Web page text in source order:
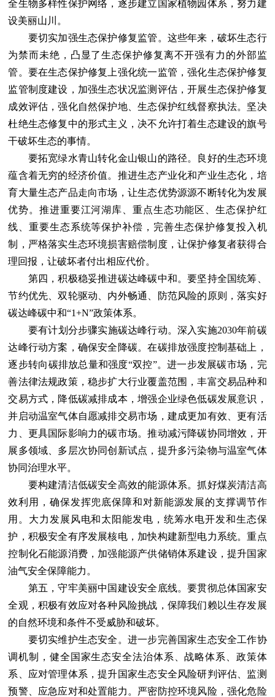
全生物多样性保护网络，逐步建立国家植物园体系，努力建
设美丽山川。
要切实加强生态保护修复监管。这些年来，破坏生态行
为禁而未绝，凸显了生态保护修复离不开强有力的外部监
管。要在生态保护修复上强化统一监管，强化生态保护修复
监管制度建设，加强生态状况监测评估，开展生态保护修复
成效评估，强化自然保护地、生态保护红线督察执法。坚决
杜绝生态修复中的形式主义，决不允许打着生态建设的旗号
干破坏生态的事情。
要拓宽绿水青山转化金山银山的路径。良好的生态环境
蕴含着无穷的经济价值。推进生态产业化和产业生态化，培
育大量生态产品走向市场，让生态优势源源不断转化为发展
优势。推进重要江河湖库、重点生态功能区、生态保护红
线、重要生态系统等保护补偿，完善生态保护修复投入机
制，严格落实生态环境损害赔偿制度，让保护修复者获得合
理回报，让破坏者付出相应代价。
第四，积极稳妥推进碳达峰碳中和。要坚持全国统筹、
节约优先、双轮驱动、内外畅通、防范风险的原则，落实好
碳达峰碳中和“1+N”政策体系。
要有计划分步骤实施碳达峰行动。深入实施2030年前碳
达峰行动方案，确保安全降碳。在碳排放强度控制基础上，
逐步转向碳排放总量和强度“双控”。进一步发展碳市场，完
善法律法规政策，稳步扩大行业覆盖范围，丰富交易品种和
交易方式，降低碳减排成本，增强企业绿色低碳发展意识，
并启动温室气体自愿减排交易市场，建成更加有效、更有活
力、更具国际影响力的碳市场。推动减污降碳协同增效，开
展多领域、多层次协同创新试点，提升多污染物与温室气体
协同治理水平。
要构建清洁低碳安全高效的能源体系。抓好煤炭清洁高
效利用，确保发挥兜底保障和对新能源发展的支撑调节作
用。大力发展风电和太阳能发电，统筹水电开发和生态保
护，积极安全有序发展核电，加快构建新型电力系统。重点
控制化石能源消费，加强能源产供储销体系建设，提升国家
油气安全保障能力。
第五，守牢美丽中国建设安全底线。要贯彻总体国家安
全观，积极有效应对各种风险挑战，保障我们赖以生存发展
的自然环境和条件不受威胁和破坏。
要切实维护生态安全。进一步完善国家生态安全工作协
调机制，健全国家生态安全法治体系、战略体系、政策体
系、应对管理体系，提升国家生态安全风险研判评估、监测
预警、应急应对和处置能力。严密防控环境风险，强化危险